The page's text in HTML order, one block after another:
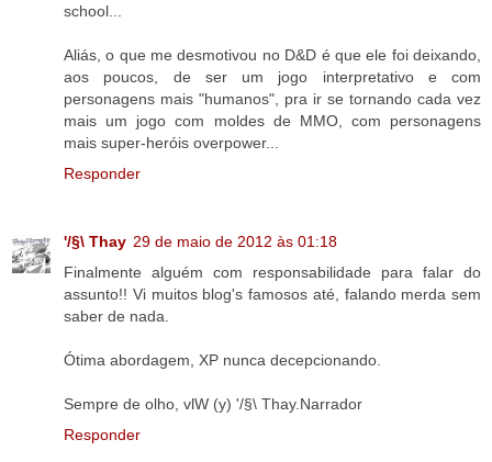
school...
Aliás, o que me desmotivou no D&D é que ele foi deixando,
aos poucos, de ser um jogo interpretativo e com
personagens mais "humanos", pra ir se tornando cada vez
mais um jogo com moldes de MMO, com personagens
mais super-heróis overpower...
Responder
'/§\ Thay 29 de maio de 2012 às 01:18
Finalmente alguém com responsabilidade para falar do
assunto!! Vi muitos blog's famosos até, falando merda sem
saber de nada.
Ótima abordagem, XP nunca decepcionando.
Sempre de olho, vlW (y) '/§\ Thay.Narrador
Responder